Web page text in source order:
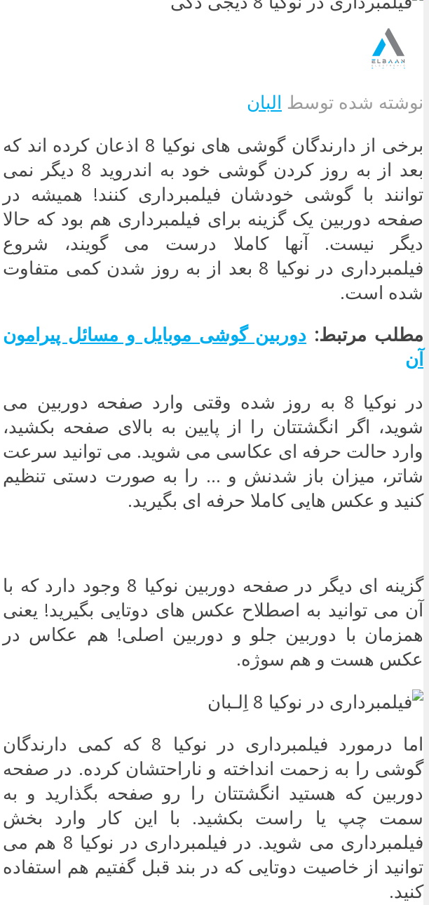
نوشته شده توسط البان
برخی از دارندگان گوشی های نوکیا 8 اذعان کرده اند که
بعد از به روز کردن گوشی خود به اندروید 8 دیگر نمی
توانند با گوشی خودشان فیلمبرداری کنند! همیشه در
صفحه دوربین یک گزینه برای فیلمبرداری هم بود که حالا
دیگر نیست. آنها کاملا درست می گویند، شروع
فیلمبرداری در نوکیا 8 بعد از به روز شدن کمی متفاوت
شده است.
مطلب مرتبط: دوربین گوشی موبایل و مسائل پیرامون
آن
در نوکیا 8 به روز شده وقتی وارد صفحه دوربین می
شوید، اگر انگشتتان را از پایین به بالای صفحه بکشید،
وارد حالت حرفه ای عکاسی می شوید. می توانید سرعت
شاتر، میزان باز شدنش و … را به صورت دستی تنظیم
کنید و عکس هایی کاملا حرفه ای بگیرید.
گزینه ای دیگر در صفحه دوربین نوکیا 8 وجود دارد که با
آن می توانید به اصطلاح عکس های دوتایی بگیرید! یعنی
همزمان با دوربین جلو و دوربین اصلی! هم عکاس در
عکس هست و هم سوژه.
اما درمورد فیلمبرداری در نوکیا 8 که کمی دارندگان
گوشی را به زحمت انداخته و ناراحتشان کرده. در صفحه
دوربین که هستید انگشتتان را رو صفحه بگذارید و به
سمت چپ یا راست بکشید. با این کار وارد بخش
فیلمبرداری می شوید. در فیلمبرداری در نوکیا 8 هم می
توانید از خاصیت دوتایی که در بند قبل گفتیم هم استفاده
کنید.